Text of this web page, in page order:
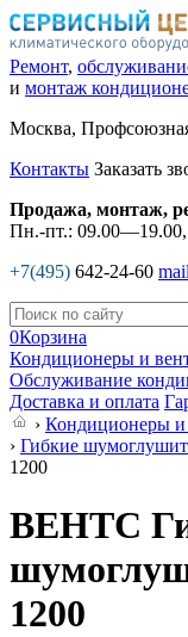
Ремонт,
и монтаж
Москва,
Контакты Заказать
Продажа, монтаж,
Пн.-пт.: 09.00—19.00,
+7(495) 642-24-60
0Корзина
Кондиционеры и
Обслуживание
Доставка и оплата
› Кондиционеры и
› Гибкие
1200
ВЕНТС
1200